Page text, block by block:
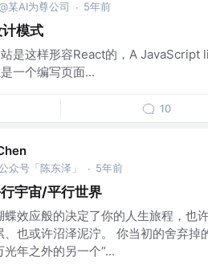
某AI为尊公司 · 5年前
模式
是这样形容React的，A
一个编写页面...
10
众号「陈东泽」 · 5年前
宇宙/平行世界
效应般的决定了你的人生旅程，也
、也或许沼泽泥泞。 你当初的舍弃掉
年之外的另一个“...